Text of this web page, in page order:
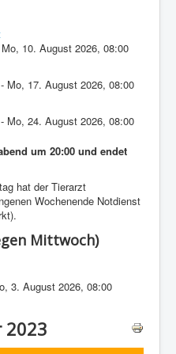
Mo, 10. August 2026,08:00
- Mo, 17. August 2026,08:00
- Mo, 24. August 2026,08:00
um 20:00 und endet
hat der Tierarzt
Wochenende Notdienst
Mittwoch)
3. August 2026,08:00
2023